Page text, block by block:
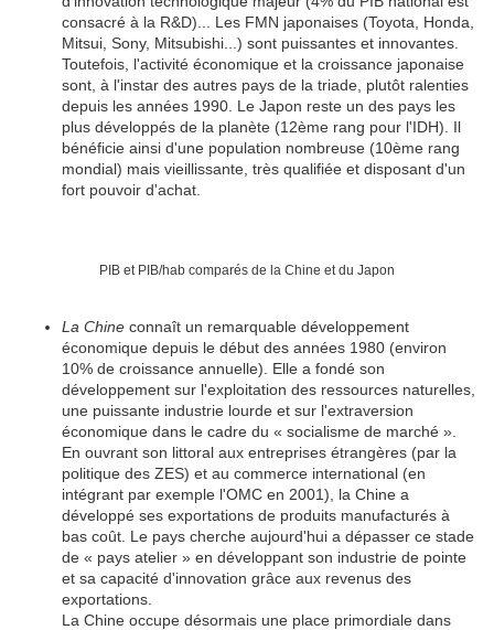
consacré à la R&D)... Les FMN japonaises (Toyota, Honda,
Mitsui, Sony, Mitsubishi...) sont puissantes et innovantes.
Toutefois, l'activité économique et la croissance japonaise
sont, à l'instar des autres pays de la triade, plutôt ralenties
depuis les années 1990. Le Japon reste un des pays les
plus développés de la planète (12ème rang pour l'IDH). Il
bénéficie ainsi d'une population nombreuse (10ème rang
mondial) mais vieillissante, très qualifiée et disposant d'un
fort pouvoir d'achat.
PIB et PIB/hab comparés de la Chine et du Japon
La Chine connaît un remarquable développement
économique depuis le début des années 1980 (environ
10% de croissance annuelle). Elle a fondé son
développement sur l'exploitation des ressources naturelles,
une puissante industrie lourde et sur l'extraversion
économique dans le cadre du « socialisme de marché ».
En ouvrant son littoral aux entreprises étrangères (par la
politique des ZES) et au commerce international (en
intégrant par exemple l'OMC en 2001), la Chine a
développé ses exportations de produits manufacturés à
bas coût. Le pays cherche aujourd'hui a dépasser ce stade
de « pays atelier » en développant son industrie de pointe
et sa capacité d'innovation grâce aux revenus des
exportations.
La Chine occupe désormais une place primordiale dans